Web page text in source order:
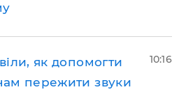
як допомогти
пережити звуки
10:16